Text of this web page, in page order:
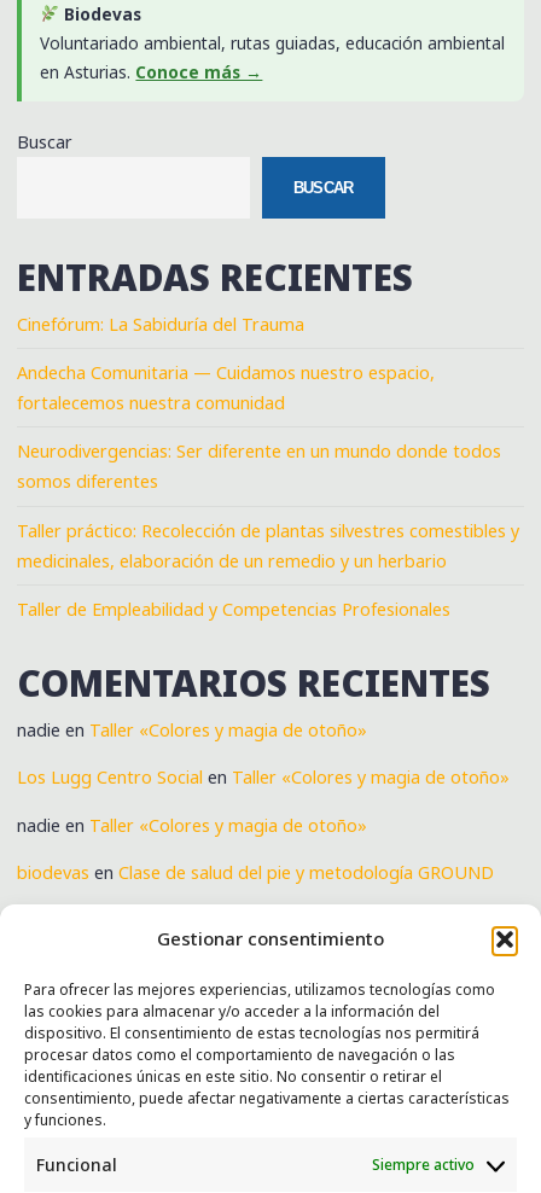
Gestionar consentimiento
Para ofrecer las mejores experiencias, utilizamos tecnologías como
las cookies para almacenar y/o acceder a la información del
dispositivo. El consentimiento de estas tecnologías nos permitirá
procesar datos como el comportamiento de navegación o las
identificaciones únicas en este sitio. No consentir o retirar el
consentimiento, puede afectar negativamente a ciertas características
y funciones.
Funcional Siempre activo
Biodevas
Voluntariado ambiental, rutas guiadas, educación ambiental
en Asturias. Conoce más →
Buscar
BUSCAR
ENTRADAS RECIENTES
Cinefórum: La Sabiduría del Trauma
Andecha Comunitaria — Cuidamos nuestro espacio,
fortalecemos nuestra comunidad
Neurodivergencias: Ser diferente en un mundo donde todos
somos diferentes
Taller práctico: Recolección de plantas silvestres comestibles y
medicinales, elaboración de un remedio y un herbario
Taller de Empleabilidad y Competencias Profesionales
COMENTARIOS RECIENTES
nadie en Taller «Colores y magia de otoño»
Los Lugg Centro Social en Taller «Colores y magia de otoño»
nadie en Taller «Colores y magia de otoño»
biodevas enClase de salud del pie y metodología GROUND
SERVICIOS
Recogida e intercambio de ropa y enseres.
INFORMACIÓN
Política de privacidad